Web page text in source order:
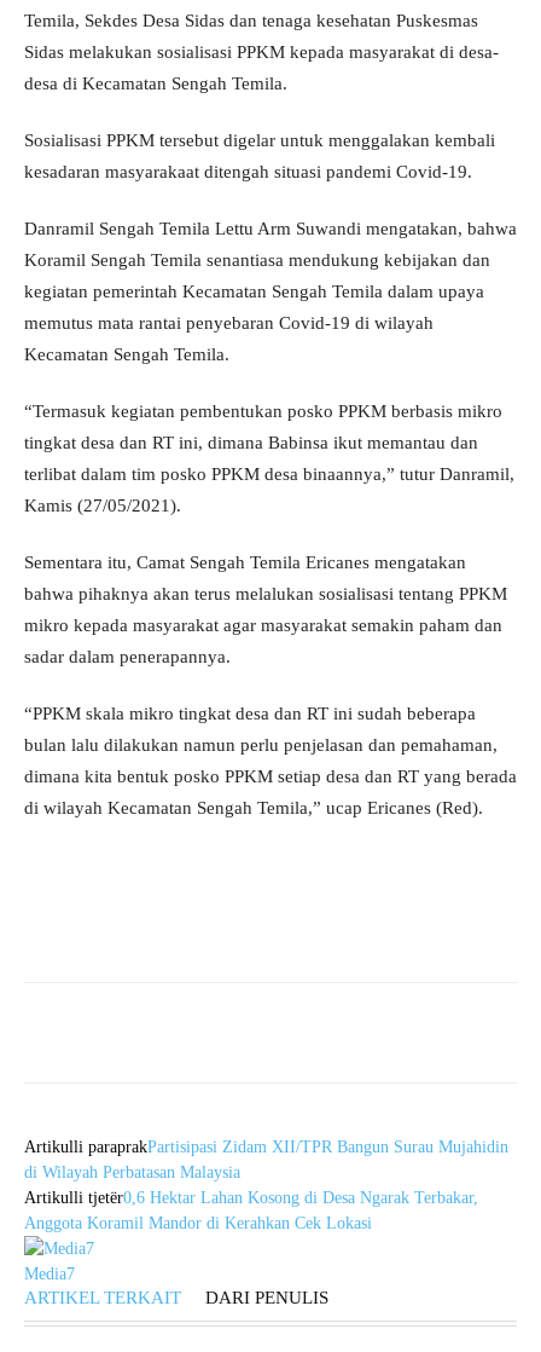
Temila, Sekdes Desa Sidas dan tenaga kesehatan Puskesmas
Sidas melakukan sosialisasi PPKM kepada masyarakat di desa-
desa di Kecamatan Sengah Temila.
Sosialisasi PPKM tersebut digelar untuk menggalakan kembali
kesadaran masyarakaat ditengah situasi pandemi Covid-19.
Danramil Sengah Temila Lettu Arm Suwandi mengatakan, bahwa
Koramil Sengah Temila senantiasa mendukung kebijakan dan
kegiatan pemerintah Kecamatan Sengah Temila dalam upaya
memutus mata rantai penyebaran Covid-19 di wilayah
Kecamatan Sengah Temila.
“Termasuk kegiatan pembentukan posko PPKM berbasis mikro
tingkat desa dan RT ini, dimana Babinsa ikut memantau dan
terlibat dalam tim posko PPKM desa binaannya,” tutur Danramil,
Kamis (27/05/2021).
Sementara itu, Camat Sengah Temila Ericanes mengatakan
bahwa pihaknya akan terus melalukan sosialisasi tentang PPKM
mikro kepada masyarakat agar masyarakat semakin paham dan
sadar dalam penerapannya.
“PPKM skala mikro tingkat desa dan RT ini sudah beberapa
bulan lalu dilakukan namun perlu penjelasan dan pemahaman,
dimana kita bentuk posko PPKM setiap desa dan RT yang berada
di wilayah Kecamatan Sengah Temila,” ucap Ericanes (Red).
Artikulli paraprakPartisipasi Zidam XII/TPR Bangun Surau Mujahidin
di Wilayah Perbatasan Malaysia
Artikulli tjetër0,6 Hektar Lahan Kosong di Desa Ngarak Terbakar,
Anggota Koramil Mandor di Kerahkan Cek Lokasi
Media7
ARTIKEL TERKAIT DARI PENULIS